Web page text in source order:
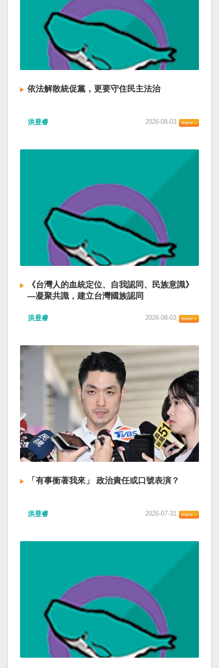
依法解散統促黨，更要守住民主法治
洪昱睿 2026-08-03
《台灣人的血統定位、自我認同、民族意識》
—凝聚共識，建立台灣國族認同
洪昱睿 2026-08-03
「有事衝著我來」 政治責任或口號表演？
洪昱睿 2026-07-31